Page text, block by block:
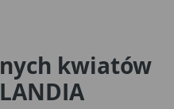
kwiatów